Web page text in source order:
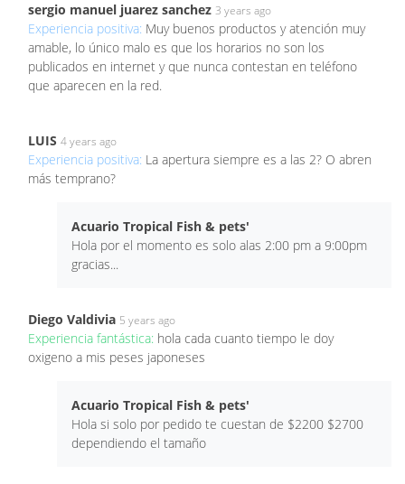
sergio manuel juarez sanchez 3 years ago
Experiencia positiva: Muy buenos productos y atención muy
amable, lo único malo es que los horarios no son los
publicados en internet y que nunca contestan en teléfono
que aparecen en la red.
LUIS 4 years ago
Experiencia positiva: La apertura siempre es a las 2? O abren
más temprano?
Acuario Tropical Fish & pets'
Hola por el momento es solo alas 2:00 pm a 9:00pm
gracias...
Diego Valdivia 5 years ago
Experiencia fantástica: hola cada cuanto tiempo le doy
oxigeno a mis peses japoneses
Acuario Tropical Fish & pets'
Hola si solo por pedido te cuestan de $2200 $2700
dependiendo el tamaño